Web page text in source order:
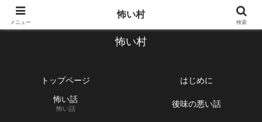
【1760話以上】怖い話と不思議な話を集めて紹介するサイト
怖い村
トップページ
はじめに
怖い話
怖い話 後味の悪い話
メニュー
怖い村
検索